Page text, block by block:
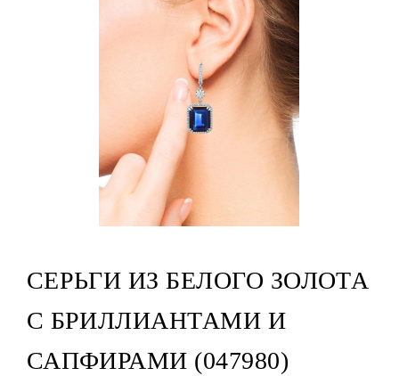
СЕРЬГИ ИЗ БЕЛОГО ЗОЛОТА
С БРИЛЛИАНТАМИ И
САПФИРАМИ (047980)